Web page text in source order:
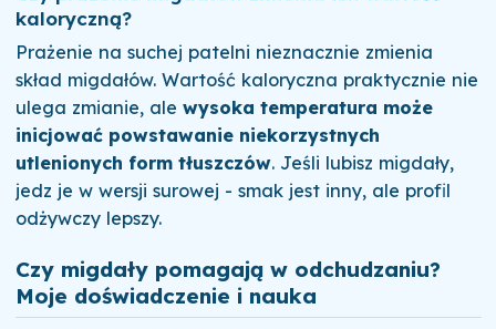
kaloryczną?
Prażenie na suchej patelni nieznacznie zmienia
skład migdałów. Wartość kaloryczna praktycznie nie
ulega zmianie, ale wysoka temperatura może
inicjować powstawanie niekorzystnych
utlenionych form tłuszczów. Jeśli lubisz migdały,
jedz je w wersji surowej - smak jest inny, ale profil
odżywczy lepszy.
Czy migdały pomagają w odchudzaniu?
Moje doświadczenie i nauka